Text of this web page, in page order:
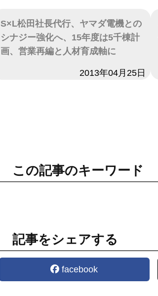
S×L松田社長代行、ヤマダ電機との
シナジー強化へ、15年度は5千棟計
画、営業再編と人材育成軸に
2013年04月25日
この記事のキーワード
記事をシェアする
facebook